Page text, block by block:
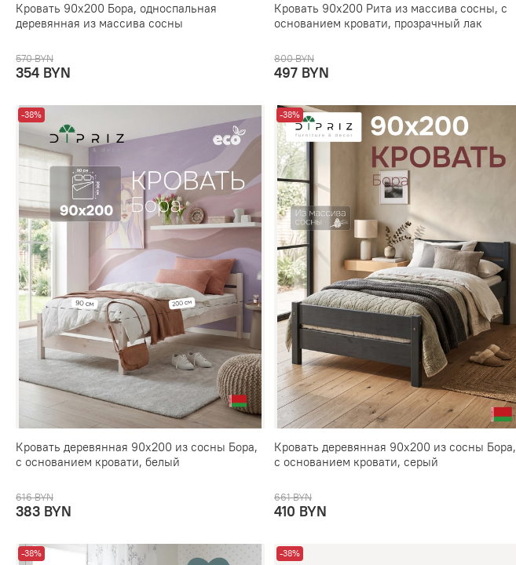
Кровать 90х200 Бора, односпальная
деревянная из массива сосны
570 BYN
354 BYN
Кровать 90х200 Рита из массива сосны, с
основанием кровати, прозрачный лак
800 BYN
497 BYN
-38%
Кровать деревянная 90х200 из сосны Бора,
с основанием кровати, белый
616 BYN
383 BYN
-38%
Кровать деревянная 90х200 из сосны Бора,
с основанием кровати, серый
661 BYN
410 BYN
-38% -38%